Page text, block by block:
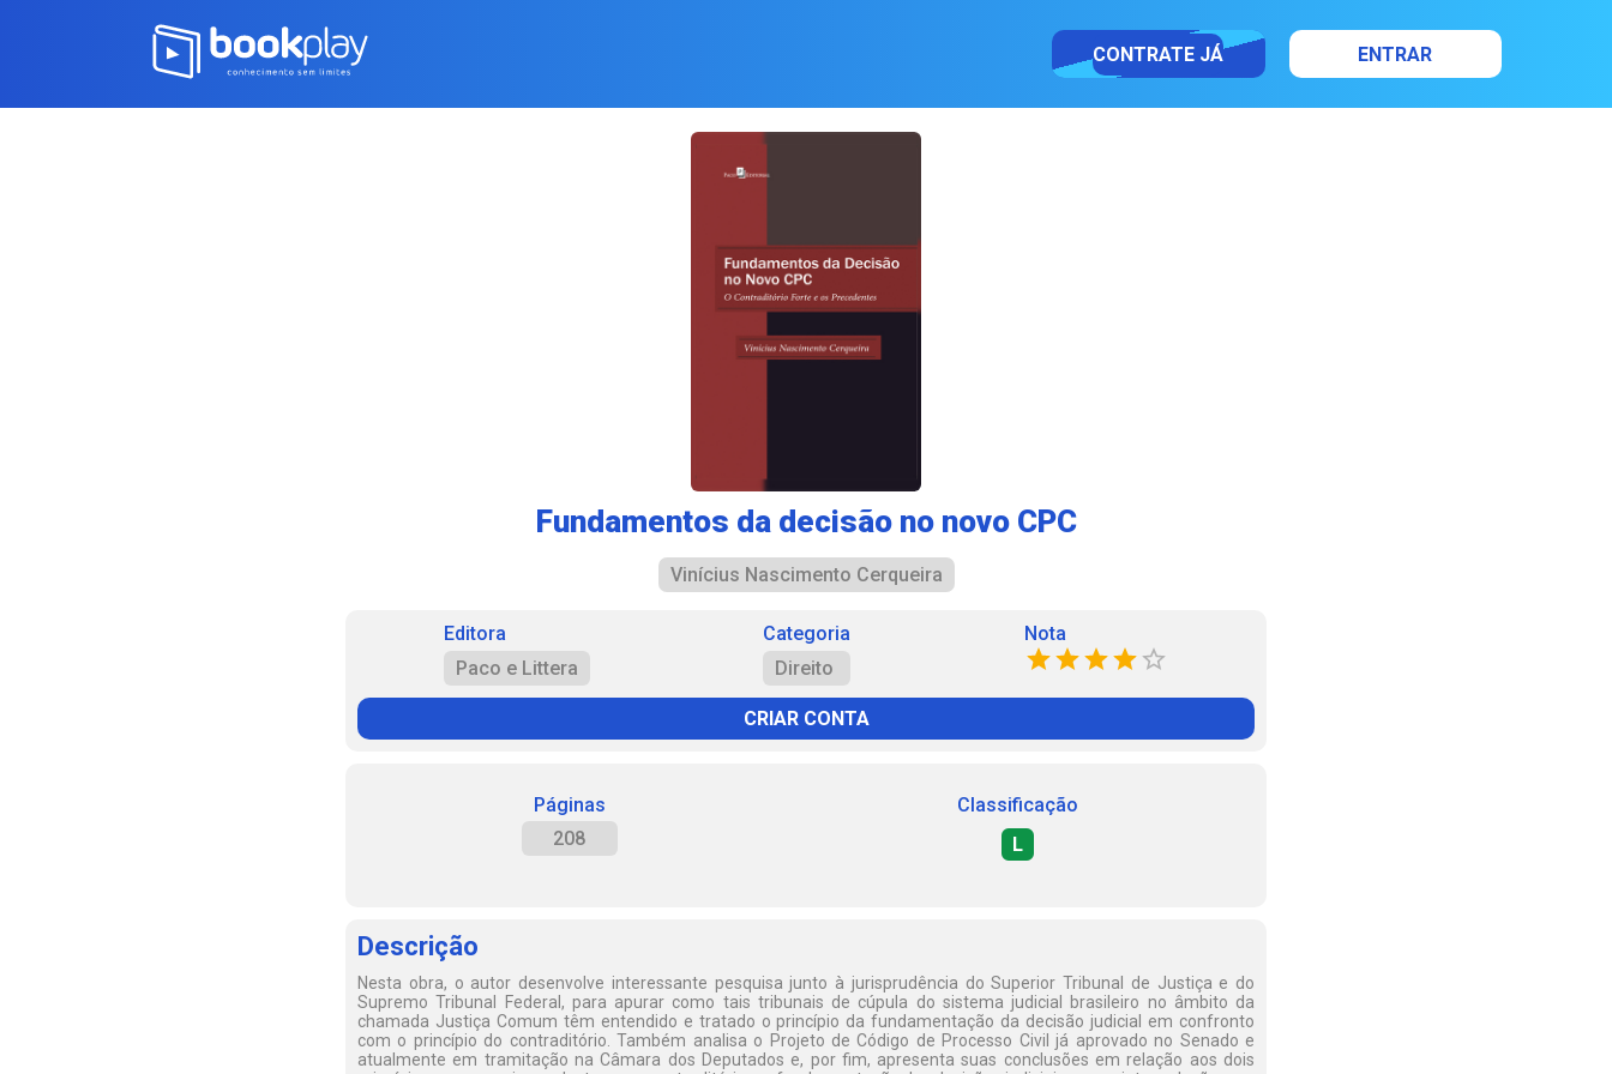
CONTRATE JÁ ENTRAR
Fundamentos da decisão no novo CPC
Vinícius Nascimento Cerqueira
Editora
Paco e Littera
Categoria
Direito
Nota
CRIAR CONTA
Páginas
208
Classificação
L
Descrição
Nesta obra, o autor desenvolve interessante pesquisa junto à jurisprudência do Superior Tribunal de Justiça e do
Supremo Tribunal Federal, para apurar como tais tribunais de cúpula do sistema judicial brasileiro no âmbito da
chamada Justiça Comum têm entendido e tratado o princípio da fundamentação da decisão judicial em confronto
com o princípio do contraditório. Também analisa o Projeto de Código de Processo Civil já aprovado no Senado e
atualmente em tramitação na Câmara dos Deputados e, por fim, apresenta suas conclusões em relação aos dois